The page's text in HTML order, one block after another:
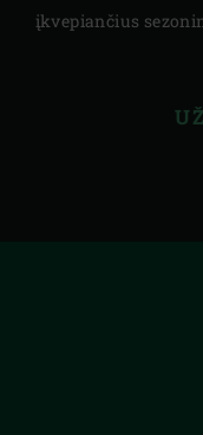
įkvepiančius